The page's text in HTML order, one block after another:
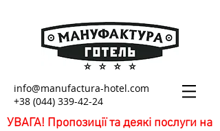
info@manufactura-hotel.com
+38 (044) 339-42-24
УВАГА! Пропозиції та деякі послуги на